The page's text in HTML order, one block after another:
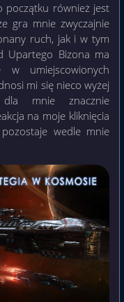
początku również jest
gra mnie zwyczajnie
ruch, jak i w tym
Upartego Bizona ma
w umiejscowionych
mi się nieco wyżej
mnie znacznie
na moje kliknięcia
wedle mnie